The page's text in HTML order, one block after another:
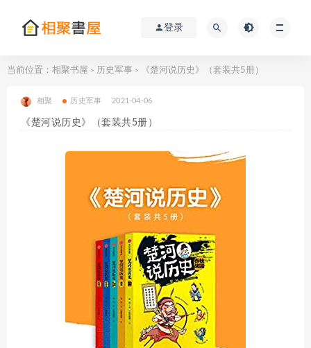
登录
当前位置： 相聚书屋 > 历史军事 > 《楚河说历史》（套装共5册）
相聚 历史军事 2021-04-06
《楚河说历史》（套装共5册）